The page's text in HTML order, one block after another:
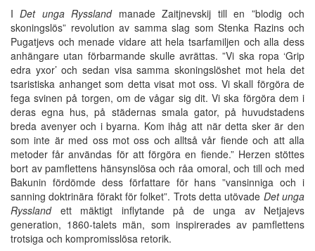
IDet unga Rysslandmanade Zaitjnevskij till en ”blodig och
skoningslös” revolution av samma slag som Stenka Razins och
Pugatjevs och menade vidare att hela tsarfamiljen och alla dess
anhängare utan förbarmande skulle avrättas. ”Vi ska ropa ‘Grip
edra yxor’ och sedan visa samma skoningslöshet mot hela det
tsaristiska anhanget som detta visat mot oss. Vi skall förgöra de
fega svinen på torgen, om de vågar sig dit. Vi ska förgöra dem i
deras egna hus, på städernas smala gator, på huvudstadens
breda avenyer och i byarna. Kom ihåg att när detta sker är den
som inte är med oss mot oss och alltså vår fiende och att alla
metoder får användas för att förgöra en fiende.” Herzen stöttes
bort av pamflettens hänsynslösa och råa omoral, och till och med
Bakunin fördömde dess författare för hans ”vansinniga och i
sanning doktrinära förakt för folket”. Trots detta utövade Det unga
Rysslandett mäktigt inflytande på de unga av Netjajevs
generation, 1860-talets män, som inspirerades av pamflettens
trotsiga och kompromisslösa retorik.